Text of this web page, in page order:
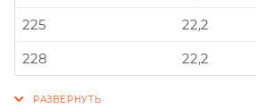
225
22,2
228
22,2